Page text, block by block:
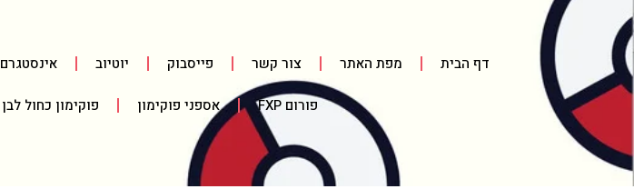
דף הבית מפת האתר צור קשר פייסבוק יוטיוב אינסטגרם
פורום FXP אספני פוקימון פוקימון כחול לבן